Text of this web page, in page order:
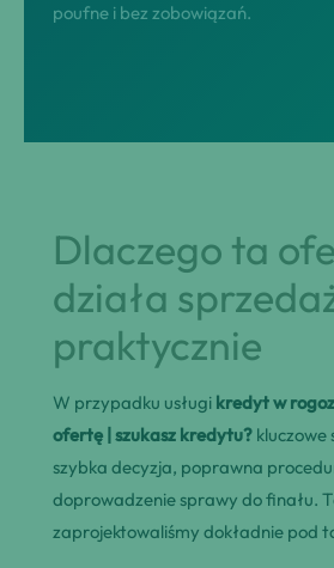
poufne i bez zobowiązań.
Dlaczego ta
działa
praktycznie
W przypadku usługi kredyt w
ofertę | szukasz kredytu?
szybka decyzja, poprawna
doprowadzenie sprawy do finału.
zaprojektowaliśmy dokładnie pod